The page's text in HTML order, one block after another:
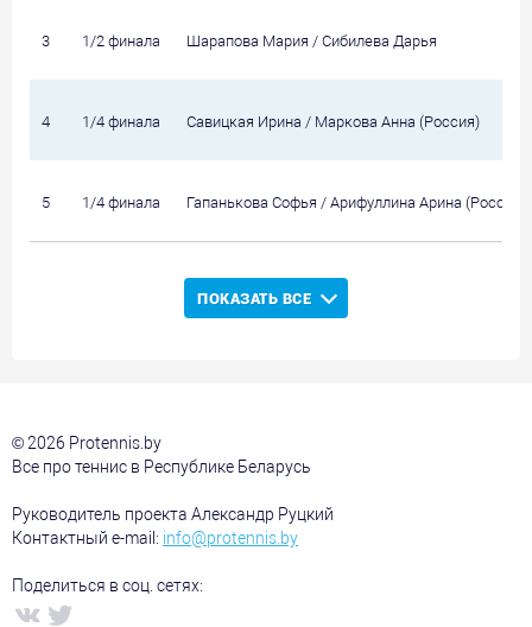
3 1/2 финала Шарапова Мария / Сибилева Дарья
4 1/4 финала Савицкая Ирина / Маркова Анна (Россия)
5 1/4 финала Гапанькова Софья / Арифуллина Арина (Россия)
ПОКАЗАТЬ ВСЕ
© 2026 Protennis.by
Все про теннис в Республике Беларусь
Руководитель проекта Александр Руцкий
Контактный e-mail: info@protennis.by
Поделиться в соц. сетях: